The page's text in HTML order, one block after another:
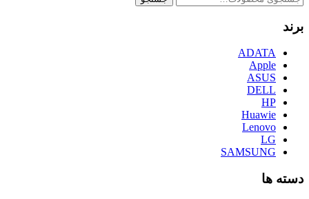
برند
ADATA
Apple
ASUS
DELL
HP
Huawie
Lenovo
LG
SAMSUNG
دسته ها